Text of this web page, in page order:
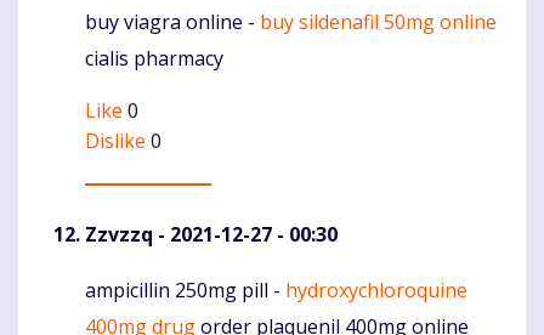
Komentaras
buy viagra online - buy sildenafil 50mg online
cialis pharmacy
Like 0
Dislike 0
Zzvzzq - 2021-12-27 - 00:30
Komentaras
ampicillin 250mg pill - hydroxychloroquine
400mg drugorder plaquenil 400mg online